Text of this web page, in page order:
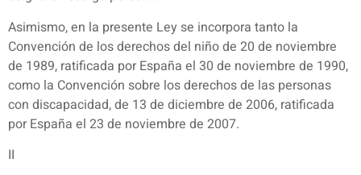
Asimismo, en la presente Ley se incorpora tanto la
Convención de los derechos del niño de 20 de noviembre
de 1989, ratificada por España el 30 de noviembre de 1990,
como la Convención sobre los derechos de las personas
con discapacidad, de 13 de diciembre de 2006, ratificada
por España el 23 de noviembre de 2007.
II